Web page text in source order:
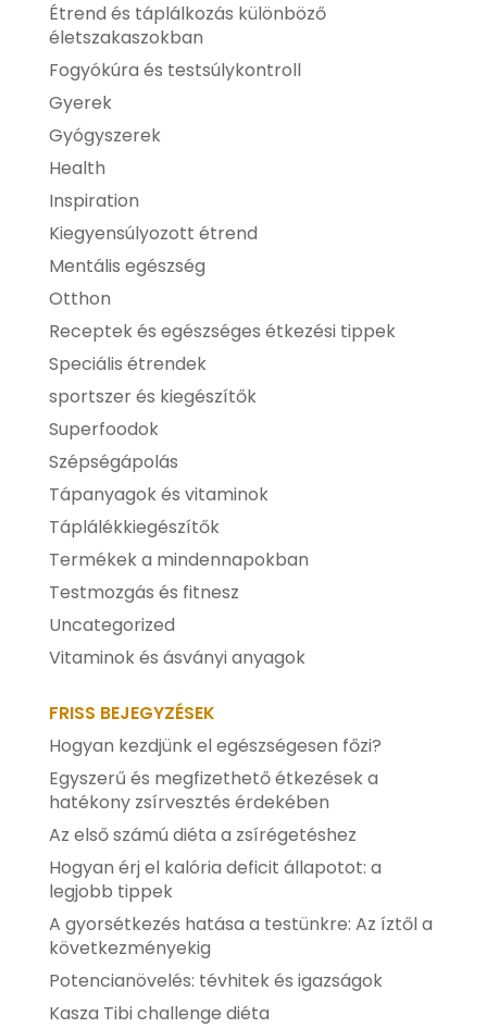
Étrend és táplálkozás különböző
életszakaszokban
Fogyókúra és testsúlykontroll
Gyerek
Gyógyszerek
Health
Inspiration
Kiegyensúlyozott étrend
Mentális egészség
Otthon
Receptek és egészséges étkezési tippek
Speciális étrendek
sportszer és kiegészítők
Superfoodok
Szépségápolás
Tápanyagok és vitaminok
Táplálékkiegészítők
Termékek a mindennapokban
Testmozgás és fitnesz
Uncategorized
Vitaminok és ásványi anyagok
FRISS BEJEGYZÉSEK
Hogyan kezdjünk el egészségesen főzi?
Egyszerű és megfizethető étkezések a
hatékony zsírvesztés érdekében
Az első számú diéta a zsírégetéshez
Hogyan érj el kalória deficit állapotot: a
legjobb tippek
A gyorsétkezés hatása a testünkre: Az íztől a
következményekig
Potencianövelés: tévhitek és igazságok
Kasza Tibi challenge diéta